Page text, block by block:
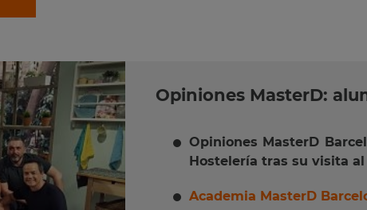
Opiniones MasterD:
Opiniones MasterD
Hostelería tras su visita
Academia MasterD